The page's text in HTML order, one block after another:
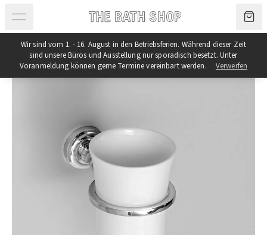
Wir sind vom 1. - 16. August in den Betriebsferien. Während dieser Zeit
sind unsere Büros und Ausstellung nur sporadisch besetzt. Unter
Voranmeldung können gerne Termine vereinbart werden.
Verwerfen